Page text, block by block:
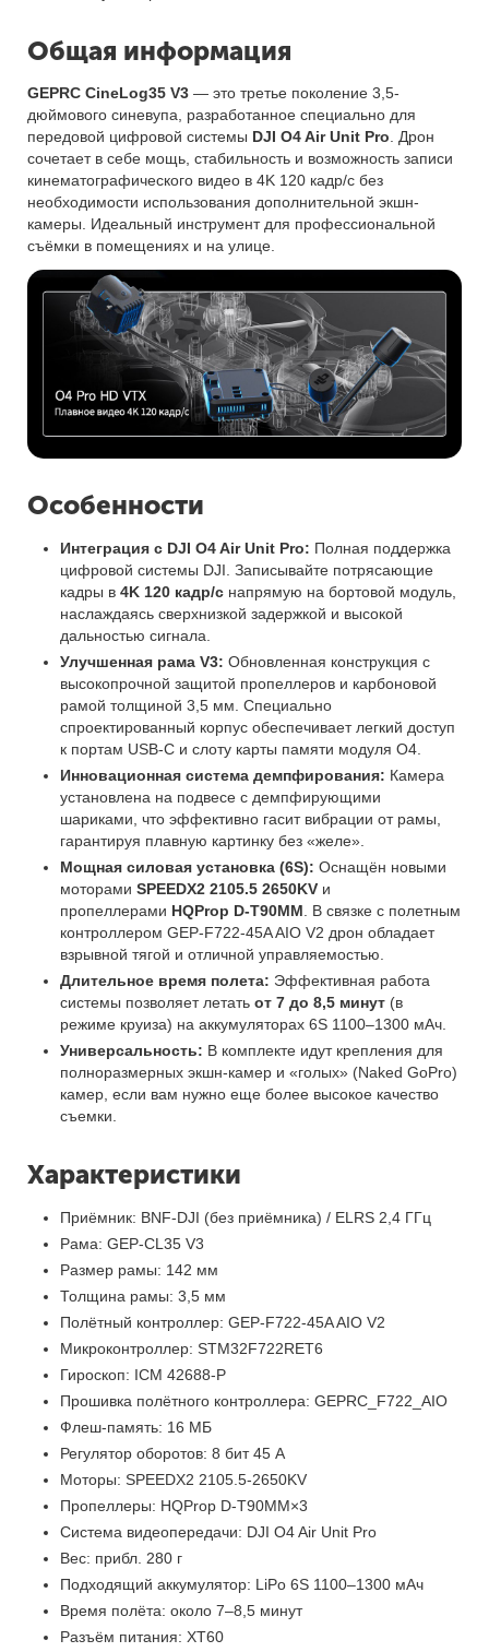
Общая информация
GEPRC CineLog35 V3 — это третье поколение 3,5-
дюймового синевупа, разработанное специально для
передовой цифровой системы DJI O4 Air Unit Pro . Дрон
сочетает в себе мощь, стабильность и возможность записи
кинематографического видео в 4K 120 кадр/с без
необходимости использования дополнительной экшн-
камеры. Идеальный инструмент для профессиональной
съёмки в помещениях и на улице.
Особенности
Интеграция с DJI O4 Air Unit Pro: Полная поддержка
цифровой системы DJI. Записывайте потрясающие
кадры в 4K 120 кадр/с напрямую на бортовой модуль,
наслаждаясь сверхнизкой задержкой и высокой
дальностью сигнала.
Улучшенная рама V3: Обновленная конструкция с
высокопрочной защитой пропеллеров и карбоновой
рамой толщиной 3,5 мм. Специально
спроектированный корпус обеспечивает легкий доступ
к портам USB-C и слоту карты памяти модуля O4.
Инновационная система демпфирования: Камера
установлена на подвесе с демпфирующими
шариками, что эффективно гасит вибрации от рамы,
гарантируя плавную картинку без «желе».
Мощная силовая установка (6S): Оснащён новыми
моторами SPEEDX2 2105.5 2650KV и
пропеллерами HQProp D-T90MM . В связке с полетным
контроллером GEP-F722-45A AIO V2 дрон обладает
взрывной тягой и отличной управляемостью.
Длительное время полета: Эффективная работа
системы позволяет летать от 7 до 8,5 минут (в
режиме круиза) на аккумуляторах 6S 1100–1300 мАч.
Универсальность: В комплекте идут крепления для
полноразмерных экшн-камер и «голых» (Naked GoPro)
камер, если вам нужно еще более высокое качество
съемки.
Характеристики
Приёмник: BNF-DJI (без приёмника) / ELRS 2,4 ГГц
Рама: GEP-CL35 V3
Размер рамы: 142 мм
Толщина рамы: 3,5 мм
Полётный контроллер: GEP-F722-45A AIO V2
Микроконтроллер: STM32F722RET6
Гироскоп: ICM 42688-P
Прошивка полётного контроллера: GEPRC_F722_AIO
Флеш-память: 16 МБ
Регулятор оборотов: 8 бит 45 А
Моторы: SPEEDX2 2105.5-2650KV
Пропеллеры: HQProp D-T90MM×3
Система видеопередачи: DJI O4 Air Unit Pro
Вес: прибл. 280 г
Подходящий аккумулятор: LiPo 6S 1100–1300 мАч
Время полёта: около 7–8,5 минут
Разъём питания: XT60